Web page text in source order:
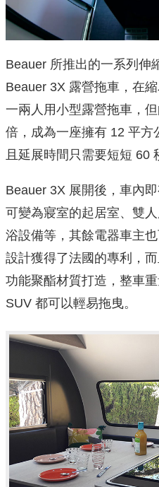
Beauer 所推出的一系列伸
Beauer 3X 露營拖車，在
一兩人用小型露營拖車，
倍，成為一座擁有 12 平方
且延展時間只需要短短 60
Beauer 3X 展開後，車內
可變為寢室的起居室、雙
浴設備等，其餘電器車主
設計獲得了法國的專利，
功能聚酯材質打造，整車
SUV 都可以輕易拖曳。